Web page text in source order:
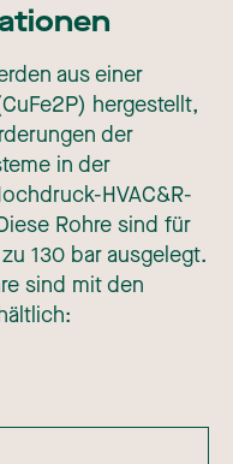
aus einer
hergestellt,
der
in der
HVAC&R-
Rohre sind für
130 bar ausgelegt.
sind mit den